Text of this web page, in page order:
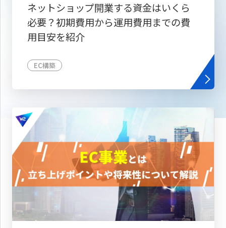
ネットショップ開業する資金はいくら
必要？初期費用から運用費用までの費
用目安を紹介
EC構築